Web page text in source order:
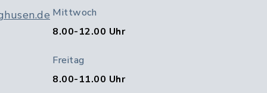
Mittwoch
8.00-12.00 Uhr
Freitag
8.00-11.00 Uhr